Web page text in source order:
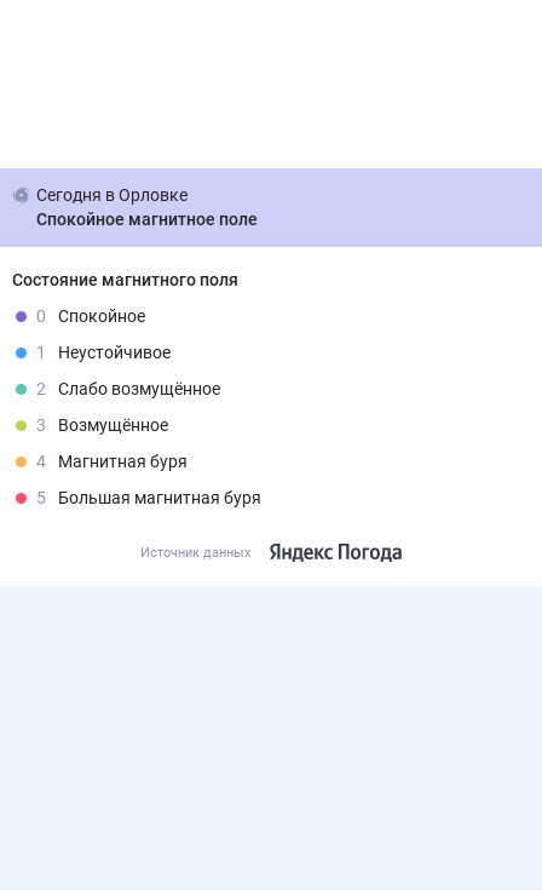
Сегодня в Орловке
Спокойное магнитное поле
Состояние магнитного поля
0
Спокойное
1
Неустойчивое
2
Слабо возмущённое
3
Возмущённое
4
Магнитная буря
5
Большая магнитная буря
Источник данных